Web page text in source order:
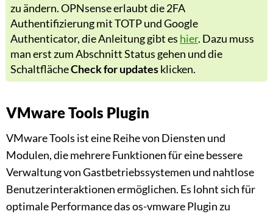
zu ändern. OPNsense erlaubt die 2FA
Authentifizierung mit TOTP und Google
Authenticator, die Anleitung gibt es hier. Dazu muss
man erst zum Abschnitt Status gehen und die
SchaltflächeCheck for updatesklicken.
VMware Tools Plugin
VMware Tools ist eine Reihe von Diensten und
Modulen, die mehrere Funktionen für eine bessere
Verwaltung von Gastbetriebssystemen und nahtlose
Benutzerinteraktionen ermöglichen. Es lohnt sich für
optimale Performance das os-vmware Plugin zu